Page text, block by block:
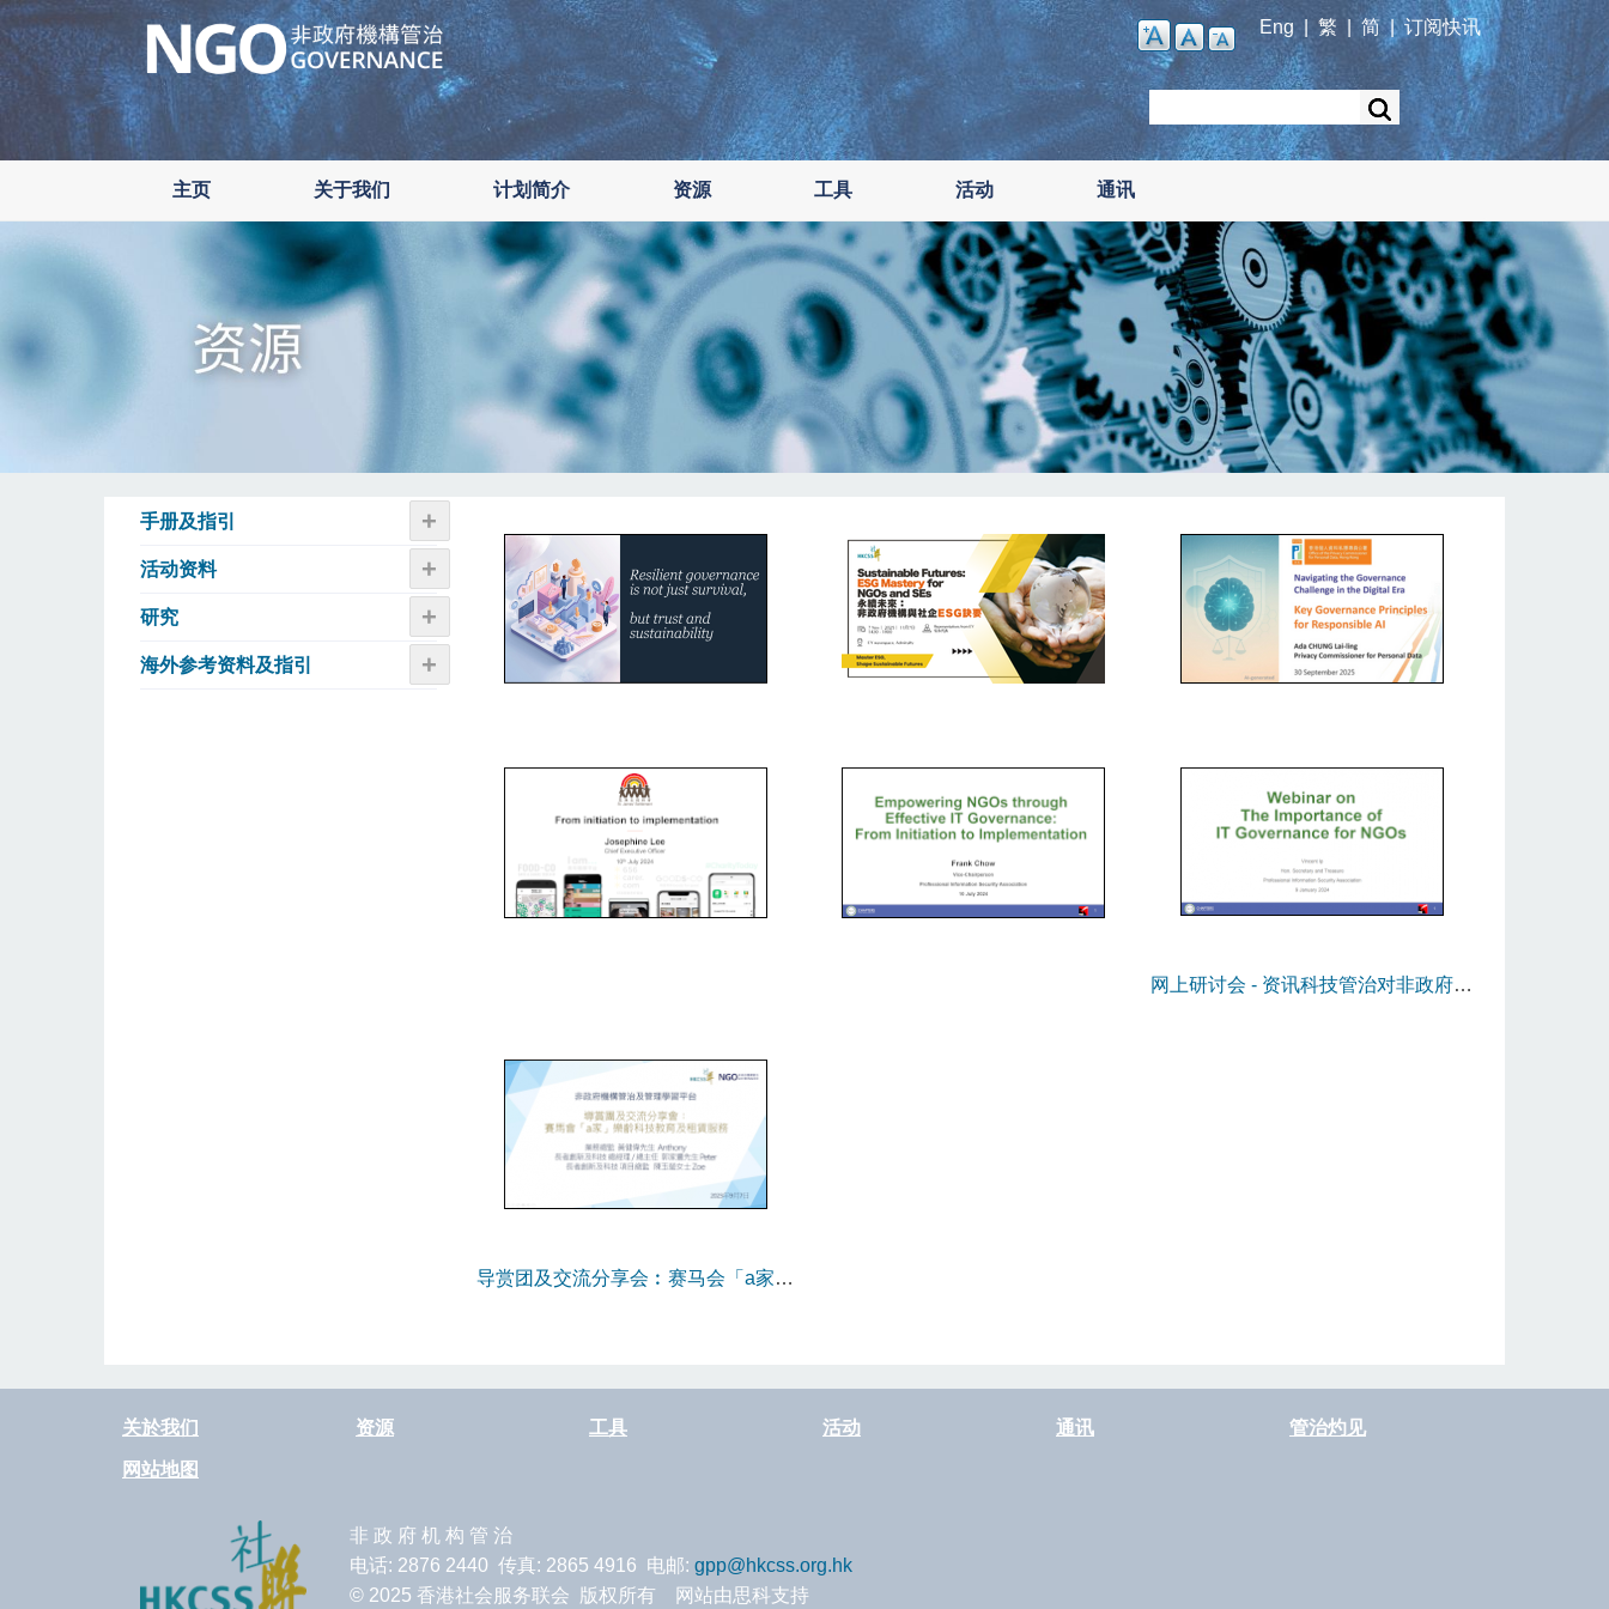
Skip
to
main
Eng 繁 简| 订阅快讯
主页 关于我们 计划简介 资源 工具 活动 通讯
手册及指引 +
活动资​​料 +
研究 +
海外参考资料及指引 +
网上研讨会 - 资讯科技管治对非政府机
导赏团及交流分享会︰赛马会「a家」
关於我们 资源 工具 活动 通讯 管治灼见
网站地图
非 政 府 机 构 管 治
电话: 2876 2440 传真: 2865 4916 电邮: gpp@hkcss.org.hk
© 2025 香港社会服务联会 版权所有 网站由思科支持